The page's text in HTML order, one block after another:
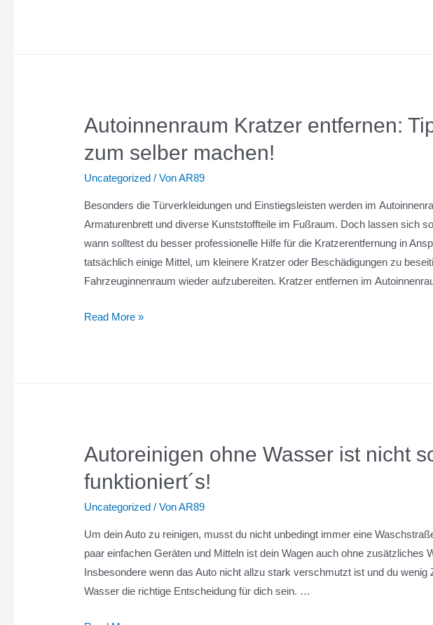
Autoinnenraum Kratzer entfernen:
zum selber machen!
Uncategorized / VonAR89
Besonders die Türverkleidungen und Einstiegsleisten werden im
Armaturenbrett und diverse Kunststoffteile im Fußraum. Doch lassen sich
wann solltest du besser professionelle Hilfe für die Kratzerentfernung in
tatsächlich einige Mittel, um kleinere Kratzer oder Beschädigungen zu
Fahrzeuginnenraum wieder aufzubereiten. Kratzer entfernen im
Autoinnenraum
selber
Read More »
Autoreinigen ohne Wasser ist nicht
funktioniert´s!
Uncategorized / VonAR89
Um dein Auto zu reinigen, musst du nicht unbedingt immer eine
paar einfachen Geräten und Mitteln ist dein Wagen auch ohne zusätzliches
Insbesondere wenn das Auto nicht allzu stark verschmutzt ist und du wenig
Wasser die richtige Entscheidung für dich sein. …